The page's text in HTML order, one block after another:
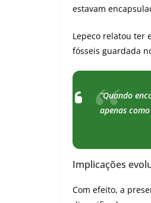
estavam
Lepeco relatou ter
fósseis guardada
“Quando
apenas
Implicações
Com efeito, a